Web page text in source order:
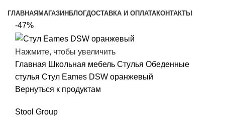
ГЛАВНАЯ МАГАЗИН БЛОГДОСТАВКА И ОПЛАТАКОНТАКТЫ
-47%
Нажмите, чтобы увеличить
Главная Школьная мебель Стулья Обеденные
стулья Стул Eames DSW оранжевый
Вернуться к продуктам
Stool Group